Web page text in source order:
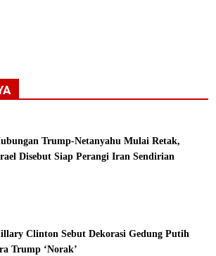
Trump-Netanyahu Mulai Retak,
Disebut Siap Perangi Iran Sendirian
Clinton Sebut Dekorasi Gedung Putih
Trump ‘Norak’